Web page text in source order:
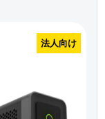
法人向け